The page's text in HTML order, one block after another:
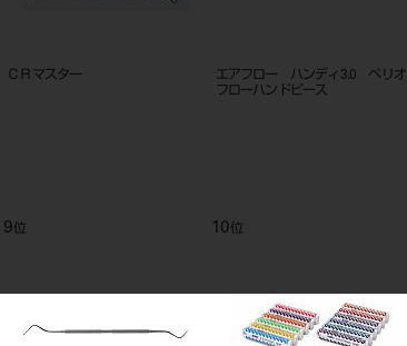
ＣＲマスター
エアフロー ハンディ3.0 ペリオ
フローハンドピース
9位 10位